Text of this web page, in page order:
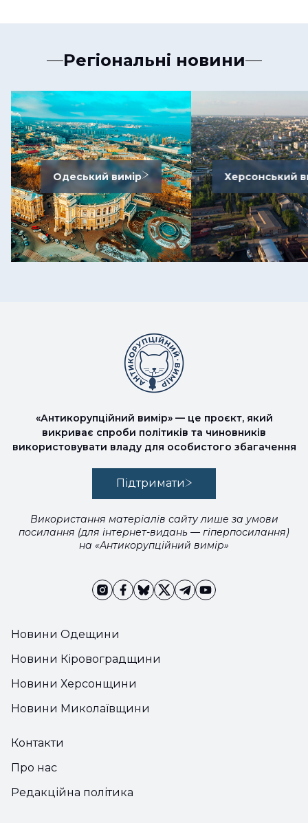
Регіональні новини
Одеський вимір Херсонський
Новини Одещини
Новини Кіровоградщини
Новини Херсонщини
Новини Миколаївщини
«Антикорупційний вимір» — це проєкт, який
викриває спроби політиків та чиновників
використовувати владу для особистого збагачення
Підтримати
Використання матеріалів сайту лише за умови
посилання (для інтернет-видань — гіперпосилання)
на «Антикорупційний вимір»
Контакти
Про нас
Редакційна політика